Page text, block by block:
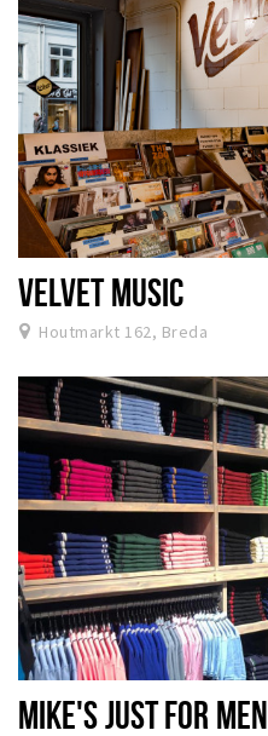
VELVET MUSIC
Houtmarkt 162, Breda
MIKE'S JUST FOR MEN